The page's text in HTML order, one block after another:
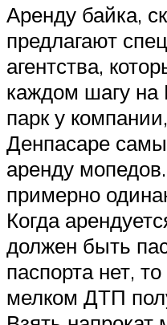
Аренду байка,
предлагают
агентства,
каждом шагу
парк у
Денпасаре
аренду
примерно
Когда
должен быть
паспорта нет,
мелком ДТП